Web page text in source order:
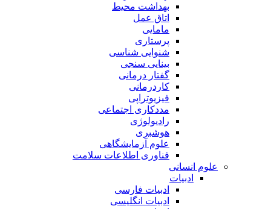
بهداشت محیط
اتاق عمل
مامایی
پرستاری
شنوایی شناسی
بینایی سنجی
گفتار درمانی
کاردرمانی
فیزیوتراپی
مددکاری اجتماعی
رادیولوژی
هوشبری
علوم آزمایشگاهی
فناوری اطلاعات سلامت
علوم انسانی
ادبیات
ادبیات فارسی
ادبیات انگلیسی